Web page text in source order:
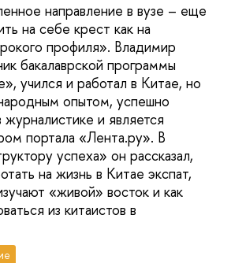
направление в вузе – еще
на себе крест как на
профиля». Владимир
бакалаврской программы
учился и работал в Китае, но
опытом, успешно
и является
портала «Лента.ру». В
успеха» он рассказал,
на жизнь в Китае экспат,
«живой» восток и как
из китаистов в